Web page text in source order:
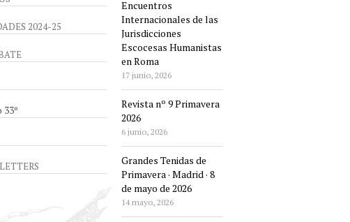
2024-25
33º
Encuentros
Internacionales de las
Jurisdicciones
Escocesas Humanistas
en Roma
17 junio, 2026
Revista nº 9 Primavera
2026
6 junio, 2026
Grandes Tenidas de
Primavera · Madrid · 8
de mayo de 2026
14 mayo, 2026